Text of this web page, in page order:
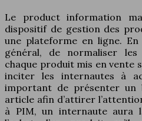
Le product information
dispositif de gestion des
une plateforme en ligne.
général, de normaliser
chaque produit mis en vente
inciter les internautes à
important de présenter un
article afin d’attirer
à PIM, un internaute aura